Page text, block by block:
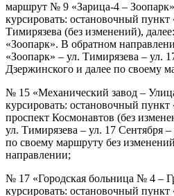
маршрут № 9 «Зарица-4 –
курсировать: остановочный пункт
Тимирязева (без изменений),
«Зоопарк». В обратном
«Зоопарк» – ул. Тимирязева – ул.
Дзержинского и далее по своему
№ 15 «Механический завод –
курсировать: остановочный
проспект Космонавтов (без
ул. Тимирязева – ул. 17 Сентября
по своему маршруту без
направлении;
№ 17 «Городская больница № 4 –
курсировать: остановочный